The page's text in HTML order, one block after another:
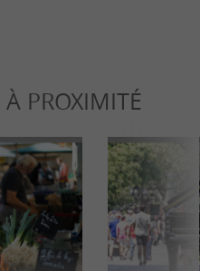
À PROXIMITÉ